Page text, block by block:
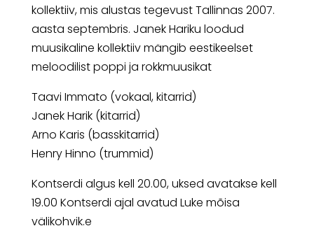
kollektiiv, mis alustas tegevust Tallinnas 2007.
aasta septembris. Janek Hariku loodud
muusikaline kollektiiv mängib eestikeelset
meloodilist poppi ja rokkmuusikat
Taavi Immato (vokaal, kitarrid)
Janek Harik (kitarrid)
Arno Karis (basskitarrid)
Henry Hinno (trummid)
Kontserdi algus kell 20.00, uksed avatakse kell
19.00 Kontserdi ajal avatud Luke mõisa
välikohvik.e